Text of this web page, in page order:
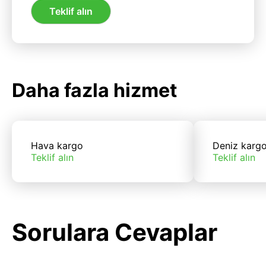
Teklif alın
Daha fazla hizmet
Hava kargo
Teklif alın
Deniz
Teklif alın
Sorulara Cevaplar